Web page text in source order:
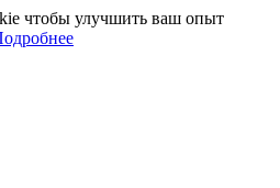
чтобы улучшить ваш опыт